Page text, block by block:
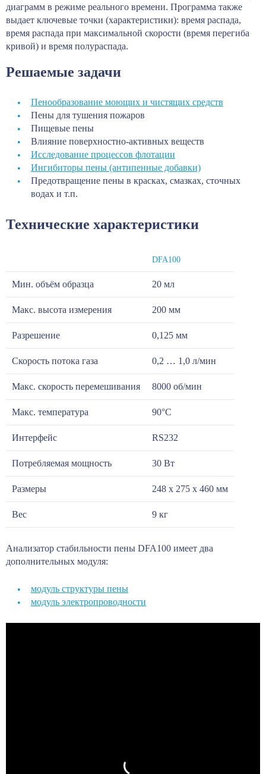
диаграмм в режиме реального времени. Программа также
выдает ключевые точки (характеристики): время распада,
время распада при максимальной скорости (время перегиба
кривой) и время полураспада.
Решаемые задачи
Пенообразование моющих и чистящих средств
Пены для тушения пожаров
Пищевые пены
Влияние поверхностно-активных веществ
Исследование процессов флотации
Ингибиторы пены (антипенные добавки)
Предотвращение пены в красках, смазках, сточных
водах и т.п.
Технические характеристики
DFA100
Мин. объём образца 20 мл
Макс. высота измерения 200 мм
Разрешение 0,125 мм
Скорость потока газа 0,2 … 1,0 л/мин
Макс. скорость перемешивания 8000 об/мин
Макс. температура 90°С
Интерфейс RS232
Потребляемая мощность 30 Вт
Размеры 248 х 275 х 460 мм
Вес 9 кг
Анализатор стабильности пены DFA100 имеет два
дополнительных модуля:
модуль структуры пены
модуль электропроводности